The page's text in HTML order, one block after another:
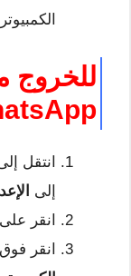
إلى
انقر على WhatsApp Web.
انقر فوق